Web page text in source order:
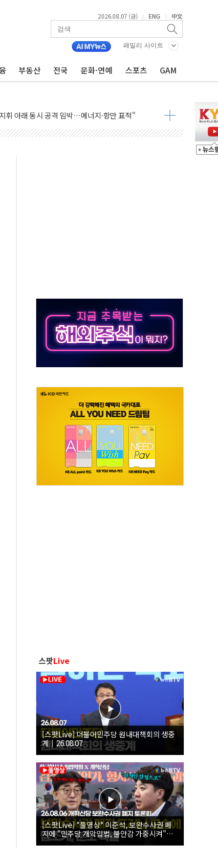
2026.08.07 (금) | ENG | 中文
패밀리 사이트
부동산 전국 문화·연예 스포츠 GAM
AI 미션 챌린지' 성료
날' 맞아 네이버와 대규모 프로모션
국인 QR결제 서비스 확장 나선다
이치바이오, 휴믹 흡수합병 완료"
208명…누적 사망자 23명·가축 83만마리 폐사
손잡고 퀵커머스 확대
르기…매출 16% 늘고 영업이익은 제자리
, '직잭뷰티 페스타'…최대 91% 할인
에도 추가 완화 불확실성에 1.2% 하락 마감
李, 오늘 부동산 2차 회의 外
된 '트래블카드'…휴가철 넘어 장기 고객 묶는다
랜드 모델 발탁… 부산 광안서 약국 팝업스토어 운영
스팟Live
[스팟Live] 더불어민주당 원내대책회의 생중
계｜26.08.07
[스팟Live] *풀영상* 이준석, 보완수사권 폐
지에 "민주당 개악입법, 불안감 가중시켜"｜
26.08.06 개혁신당 보완수사권 폐지 토론회